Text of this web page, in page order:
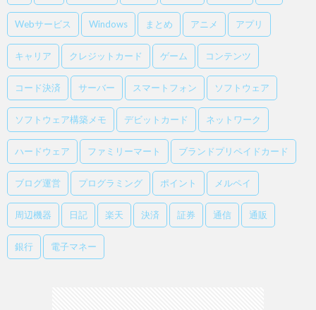
Webサービス Windows まとめ アニメ アプリ
キャリア クレジットカード ゲーム コンテンツ
コード決済 サーバー スマートフォン ソフトウェア
ソフトウェア構築メモ デビットカード ネットワーク
ハードウェア ファミリーマート ブランドプリペイドカード
ブログ運営 プログラミング ポイント メルペイ
周辺機器 日記 楽天 決済 証券 通信 通販
銀行 電子マネー